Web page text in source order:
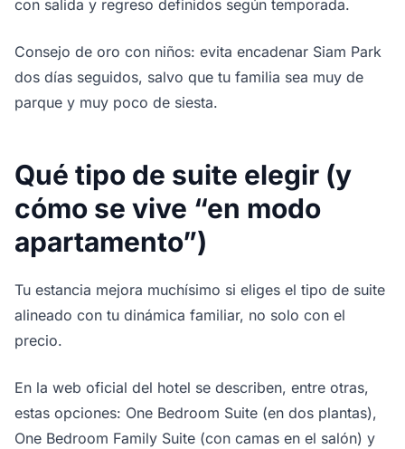
con salida y regreso definidos según temporada.
Consejo de oro con niños: evita encadenar Siam Park
dos días seguidos, salvo que tu familia sea muy de
parque y muy poco de siesta.
Qué tipo de suite elegir (y
cómo se vive “en modo
apartamento”)
Tu estancia mejora muchísimo si eliges el tipo de suite
alineado con tu dinámica familiar, no solo con el
precio.
En la web oficial del hotel se describen, entre otras,
estas opciones: One Bedroom Suite (en dos plantas),
One Bedroom Family Suite (con camas en el salón) y